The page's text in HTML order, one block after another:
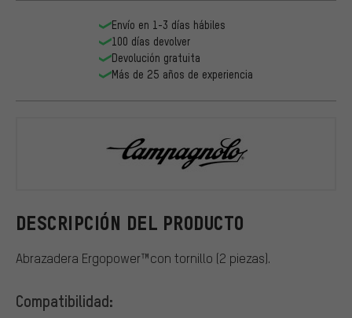
DESCRIPCIÓN DEL PRODUCTO
Abrazadera Ergopower™con tornillo (2 piezas).
Compatibilidad:
Envío en 1-3 días hábiles
100 días devolver
Devolución gratuita
Más de 25 años de experiencia